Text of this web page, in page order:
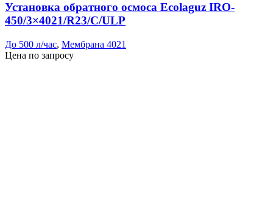
Установка обратного осмоса Ecolaguz IRO-
450/3×4021/R23/C/ULP
До 500 л/час, Мембрана 4021
Цена по запросу